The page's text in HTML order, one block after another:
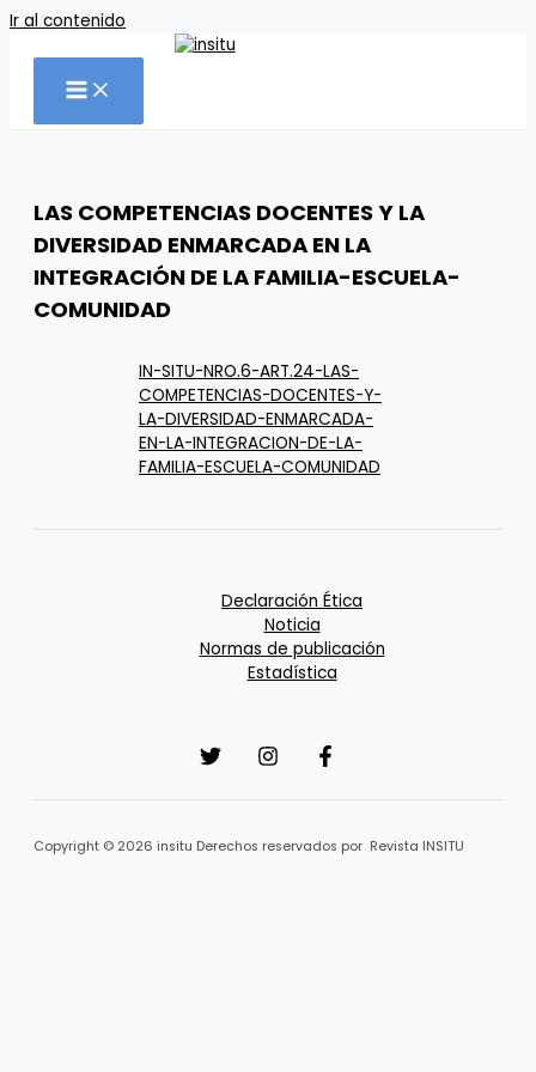
Ir al contenido
LAS COMPETENCIAS DOCENTES Y LA
DIVERSIDAD ENMARCADA EN LA
INTEGRACIÓN DE LA FAMILIA-ESCUELA-
COMUNIDAD
IN-SITU-NRO.6-ART.24-LAS-
COMPETENCIAS-DOCENTES-Y-
LA-DIVERSIDAD-ENMARCADA-
EN-LA-INTEGRACION-DE-LA-
FAMILIA-ESCUELA-COMUNIDAD
Declaración Ética
Noticia
Normas de publicación
Estadística
Copyright © 2026 insitu Derechos reservados por Revista INSITU